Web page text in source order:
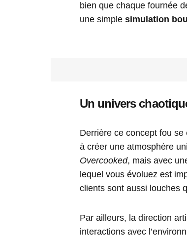
bien que chaque fournée
une simple simulation
Un univers
Derrière ce concept fou
à créer une atmosphère
Overcooked, mais avec
lequel vous évoluez est
clients sont aussi louches
Par ailleurs, la direction
interactions avec